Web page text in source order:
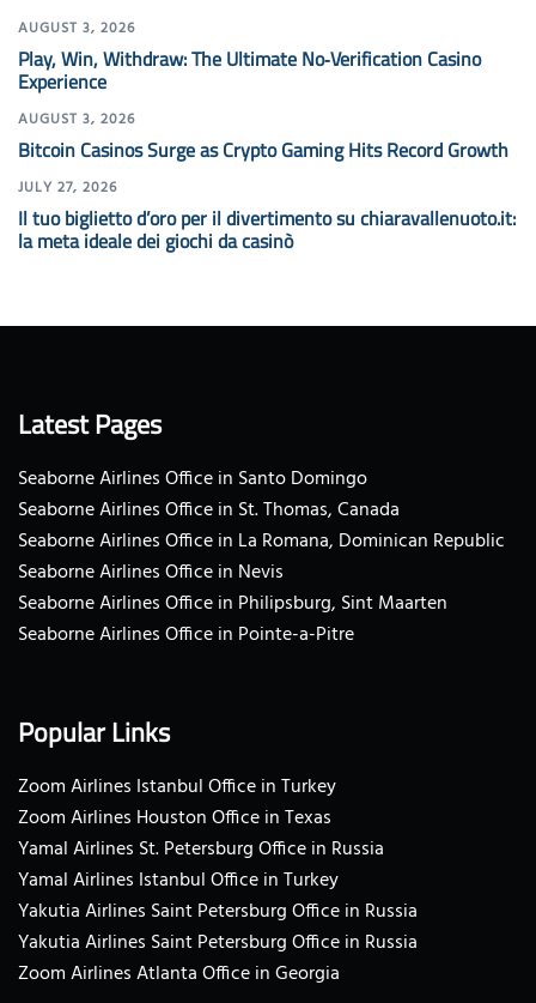
AUGUST 3, 2026
Play, Win, Withdraw: The Ultimate No‑Verification Casino
Experience
AUGUST 3, 2026
Bitcoin Casinos Surge as Crypto Gaming Hits Record Growth
JULY 27, 2026
Il tuo biglietto d’oro per il divertimento su chiaravallenuoto.it:
la meta ideale dei giochi da casinò
Latest Pages
Seaborne Airlines Office in Santo Domingo
Seaborne Airlines Office in St. Thomas, Canada
Seaborne Airlines Office in La Romana, Dominican Republic
Seaborne Airlines Office in Nevis
Seaborne Airlines Office in Philipsburg, Sint Maarten
Seaborne Airlines Office in Pointe-a-Pitre
Popular Links
Zoom Airlines Istanbul Office in Turkey
Zoom Airlines Houston Office in Texas
Yamal Airlines St. Petersburg Office in Russia
Yamal Airlines Istanbul Office in Turkey
Yakutia Airlines Saint Petersburg Office in Russia
Yakutia Airlines Saint Petersburg Office in Russia
Zoom Airlines Atlanta Office in Georgia